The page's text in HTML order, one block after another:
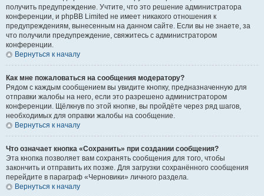
получить предупреждение. Учтите, что это решение администратора
конференции, и phpBB Limited не имеет никакого отношения к
предупреждениям, вынесенным на данном сайте. Если вы не знаете, за
что получили предупреждение, свяжитесь с администратором
конференции.
Вернуться к началу
Как мне пожаловаться на сообщения модератору?
Рядом с каждым сообщением вы увидите кнопку, предназначенную для
отправки жалобы на него, если это разрешено администратором
конференции. Щёлкнув по этой кнопке, вы пройдёте через ряд шагов,
необходимых для оправки жалобы на сообщение.
Вернуться к началу
Что означает кнопка «Сохранить» при создании сообщения?
Эта кнопка позволяет вам сохранять сообщения для того, чтобы
закончить и отправить их позже. Для загрузки сохранённого сообщения
перейдите в параграф «Черновики» личного раздела.
Вернуться к началу